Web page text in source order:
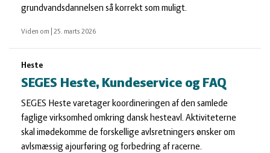
grundvandsdannelsen så korrekt som muligt.
Viden om 25. marts 2026
Heste
SEGES Heste, Kundeservice og FAQ
SEGES Heste varetager koordineringen af den samlede
faglige virksomhed omkring dansk hesteavl. Aktiviteterne
skal imødekomme de forskellige avlsretningers ønsker om
avlsmæssig ajourføring og forbedring af racerne.